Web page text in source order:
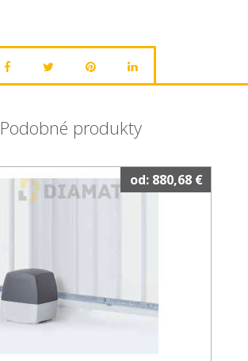
Podobné produkty
od: 880,68 €